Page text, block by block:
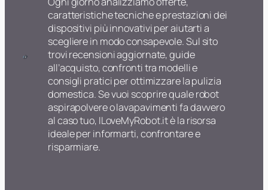
caratteristiche tecniche e prestazioni dei
dispositivi più innovativi per aiutarti a
scegliere in modo consapevole. Sul sito
trovi recensioni aggiornate, guide
all’acquisto, confronti tra modelli e
consigli pratici per ottimizzare la pulizia
domestica. Se vuoi scoprire quale robot
aspirapolvere o lavapavimenti fa davvero
al caso tuo, ILoveMyRobot.it è la risorsa
ideale per informarti, confrontare e
risparmiare.